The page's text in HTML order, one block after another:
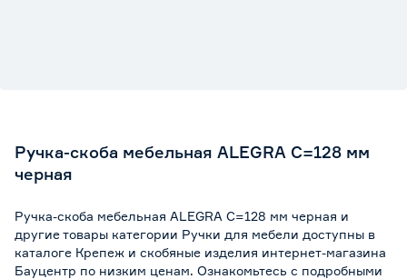
Ручка-скоба мебельная ALEGRA С=128 мм
черная
Ручка-скоба мебельная ALEGRA С=128 мм черная и
другие товары категории Ручки для мебели доступны в
каталоге Крепеж и скобяные изделия интернет-магазина
Бауцентр по низким ценам. Ознакомьтесь с подробными